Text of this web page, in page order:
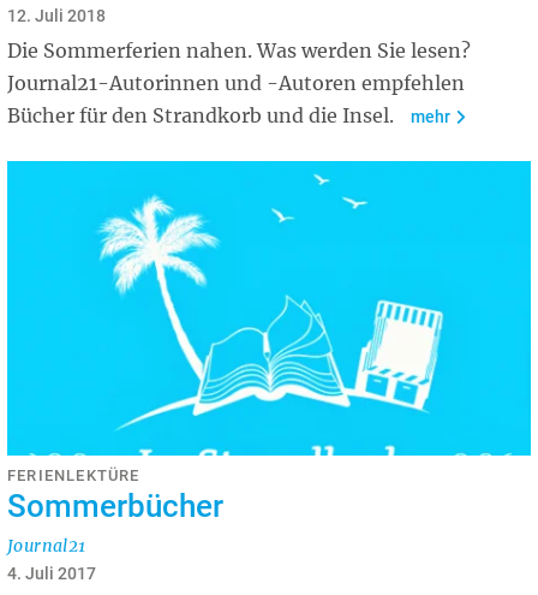
12. Juli 2018
Die Sommerferien nahen. Was werden Sie lesen?
Journal21-Autorinnen und -Autoren empfehlen
Bücher für den Strandkorb und die Insel.
mehr
FERIENLEKTÜRE
Sommerbücher
Journal21
4. Juli 2017